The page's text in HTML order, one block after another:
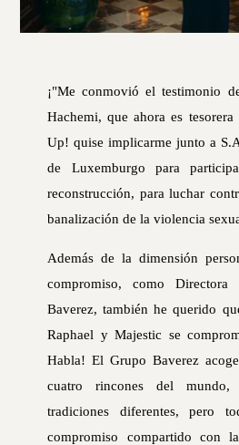
¡"Me conmovió el testimonio
Hachemi, que ahora es tesorera
Up! quise implicarme junto a
de Luxemburgo para
reconstrucción, para luchar
banalización de la violencia
Además de la dimensión
compromiso, como
Baverez, también he querido
Raphael y Majestic se
Habla! El Grupo Baverez
cuatro rincones del
tradiciones diferentes, pero
compromiso compartido con